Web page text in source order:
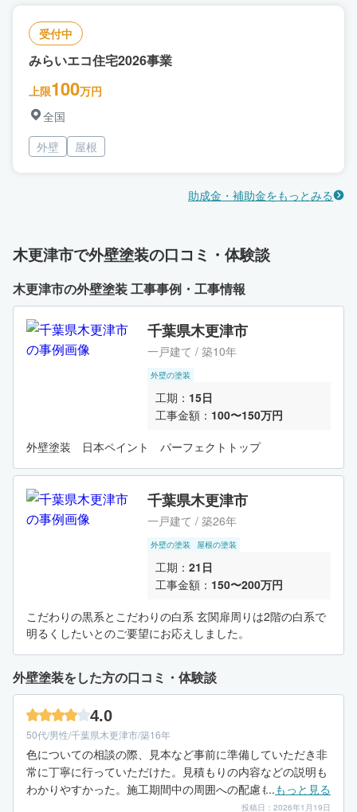
受付中
みらいエコ住宅2026事業
上限100万円
全国
外壁
屋根
助成金・補助金をもっとみる
木更津市で外壁塗装の口コミ・体験談
木更津市の外壁塗装 工事事例・工事情報
千葉県木更津市
一戸建て / 築10年
外壁の塗装
工期： 15日
工事金額： 100〜150万円
外壁塗装 日本ペイント パーフェクトトップ
千葉県木更津市
一戸建て / 築26年
外壁の塗装 屋根の塗装
工期： 21日
工事金額： 150〜200万円
こだわりの黒系とこだわりの白系 玄関扉周りは2階の白系で
明るくしたいとのご要望にお応えしました。
外壁塗装をした方の口コミ・体験談
4.0
50代/男性/千葉県木更津市/築16年
色についての相談の際、見本など事前に準備していただき非
常に丁寧に行っていただけた。見積もりの内容などの説明も
わかりやすかった。施工期間中の周囲への配慮も十分にあ
り、進捗状況の報告は一定期間ごとにあった。
...もっと見る
投稿日：2026年1月19日